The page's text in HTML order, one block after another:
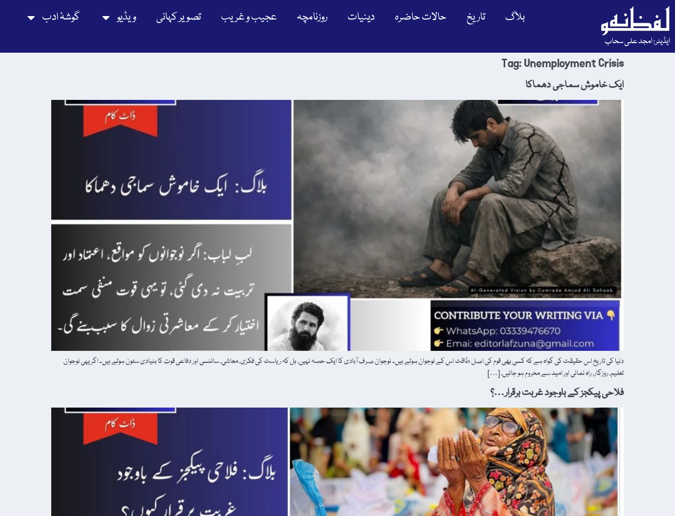
ایڈیٹر: امجد علی سحاب
بلاگ تاریخ حالات حاضرہ دینیات روزنامچہ عجیب و غریب تصویر کہانی ویڈیو گوشۂ ادب
Tag:Unemployment Crisis
ایک خاموش سماجی دھماکا
دنیا کی تاریخ اس حقیقت کی گواہ ہے کہ کسی بھی قوم کی اصل طاقت اس کے نوجوان ہوتے ہیں۔ نوجوان صرف آبادی کا ایک حصہ نہیں، بل کہ ریاست کی فکری، معاشی، سائنسی اور دفاعی قوت کا بنیادی ستون ہوتے ہیں۔ اگر یہی نوجوان
تعلیم، روزگار، راہ نمائی اور امید سے محروم ہو جائیں، […]
فلاحی پیکجز کے باوجود غربت برقرار…؟